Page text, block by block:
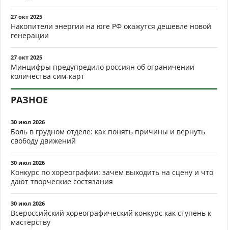
27 окт 2025
Накопители энергии на юге РФ окажутся дешевле новой
генерации
27 окт 2025
Минцифры предупредило россиян об ограничении
количества сим-карт
РАЗНОЕ
30 июл 2026
Боль в грудном отделе: как понять причины и вернуть
свободу движений
30 июл 2026
Конкурс по хореографии: зачем выходить на сцену и что
дают творческие состязания
30 июл 2026
Всероссийский хореографический конкурс как ступень к
мастерству